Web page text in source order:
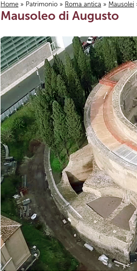
Tu sei qui
Home » Patrimonio » Roma antica » Mausolei
Mausoleo di Augusto